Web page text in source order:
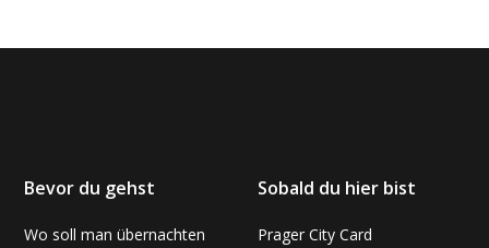
Bevor du gehst
Wo soll man übernachten
Sobald du hier bist
Prager City Card